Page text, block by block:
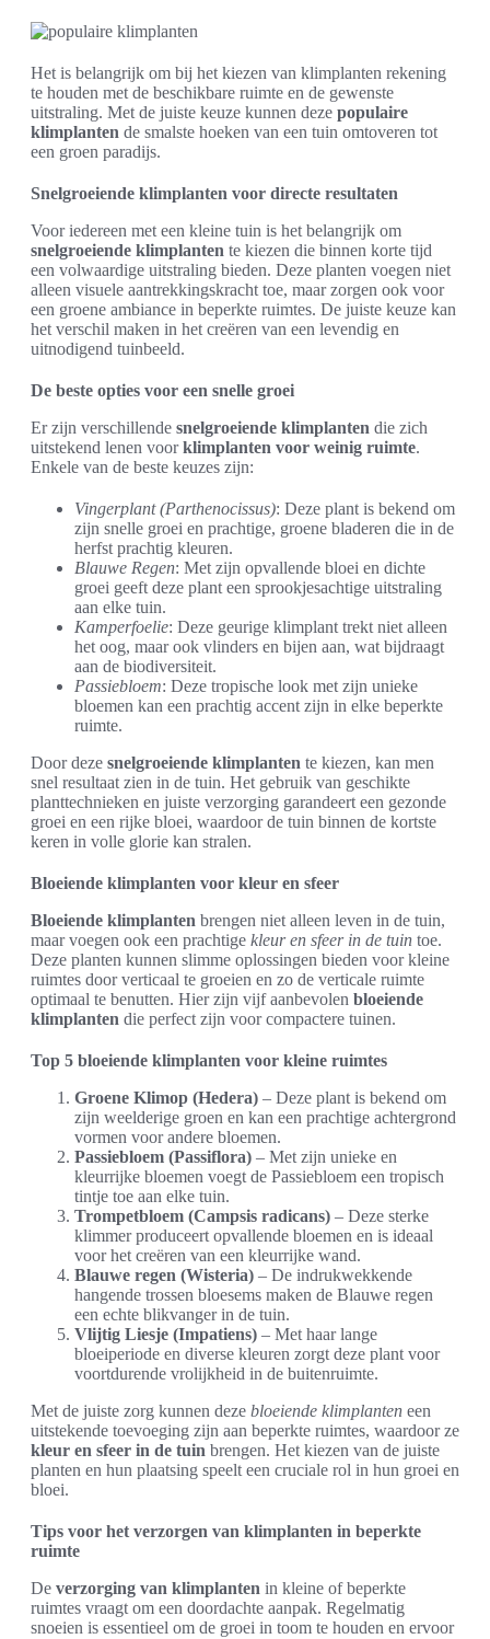
Het is belangrijk om bij het kiezen van klimplanten rekening
te houden met de beschikbare ruimte en de gewenste
uitstraling. Met de juiste keuze kunnen deze populaire
klimplanten de smalste hoeken van een tuin omtoveren tot
een groen paradijs.
Snelgroeiende klimplanten voor directe resultaten
Voor iedereen met een kleine tuin is het belangrijk om
snelgroeiende klimplanten te kiezen die binnen korte tijd
een volwaardige uitstraling bieden. Deze planten voegen niet
alleen visuele aantrekkingskracht toe, maar zorgen ook voor
een groene ambiance in beperkte ruimtes. De juiste keuze kan
het verschil maken in het creëren van een levendig en
uitnodigend tuinbeeld.
De beste opties voor een snelle groei
Er zijn verschillende snelgroeiende klimplanten die zich
uitstekend lenen voorklimplanten voor weinig ruimte.
Enkele van de beste keuzes zijn:
Vingerplant (Parthenocissus): Deze plant is bekend om
zijn snelle groei en prachtige, groene bladeren die in de
herfst prachtig kleuren.
Blauwe Regen: Met zijn opvallende bloei en dichte
groei geeft deze plant een sprookjesachtige uitstraling
aan elke tuin.
Kamperfoelie: Deze geurige klimplant trekt niet alleen
het oog, maar ook vlinders en bijen aan, wat bijdraagt
aan de biodiversiteit.
Passiebloem: Deze tropische look met zijn unieke
bloemen kan een prachtig accent zijn in elke beperkte
ruimte.
Door deze snelgroeiende klimplanten te kiezen, kan men
snel resultaat zien in de tuin. Het gebruik van geschikte
planttechnieken en juiste verzorging garandeert een gezonde
groei en een rijke bloei, waardoor de tuin binnen de kortste
keren in volle glorie kan stralen.
Bloeiende klimplanten voor kleur en sfeer
Bloeiende klimplanten brengen niet alleen leven in de tuin,
maar voegen ook een prachtige kleur en sfeer in de tuin toe.
Deze planten kunnen slimme oplossingen bieden voor kleine
ruimtes door verticaal te groeien en zo de verticale ruimte
optimaal te benutten. Hier zijn vijf aanbevolen bloeiende
klimplanten die perfect zijn voor compactere tuinen.
Top 5 bloeiende klimplanten voor kleine ruimtes
Groene Klimop (Hedera) – Deze plant is bekend om
zijn weelderige groen en kan een prachtige achtergrond
vormen voor andere bloemen.
Passiebloem (Passiflora) – Met zijn unieke en
kleurrijke bloemen voegt de Passiebloem een tropisch
tintje toe aan elke tuin.
Trompetbloem (Campsis radicans) – Deze sterke
klimmer produceert opvallende bloemen en is ideaal
voor het creëren van een kleurrijke wand.
Blauwe regen (Wisteria) – De indrukwekkende
hangende trossen bloesems maken de Blauwe regen
een echte blikvanger in de tuin.
Vlijtig Liesje (Impatiens) – Met haar lange
bloeiperiode en diverse kleuren zorgt deze plant voor
voortdurende vrolijkheid in de buitenruimte.
Met de juiste zorg kunnen deze bloeiende klimplanten een
uitstekende toevoeging zijn aan beperkte ruimtes, waardoor ze
kleur en sfeer in de tuin brengen. Het kiezen van de juiste
planten en hun plaatsing speelt een cruciale rol in hun groei en
bloei.
Tips voor het verzorgen van klimplanten in beperkte
ruimte
De verzorging van klimplanten in kleine of beperkte
ruimtes vraagt om een doordachte aanpak. Regelmatig
snoeien is essentieel om de groei in toom te houden en ervoor